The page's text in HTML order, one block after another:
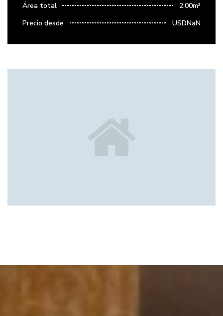
Área total
2.00m²
Precio desde
USDNaN